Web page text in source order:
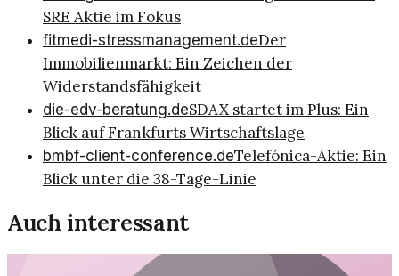
SRE Aktie im Fokus
fitmedi-stressmanagement.deDer
Immobilienmarkt: Ein Zeichen der
Widerstandsfähigkeit
die-edv-beratung.deSDAX startet im Plus: Ein
Blick auf Frankfurts Wirtschaftslage
bmbf-client-conference.deTelefónica-Aktie: Ein
Blick unter die 38-Tage-Linie
Auch interessant